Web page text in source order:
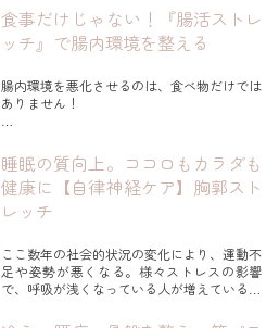
だった機能が『あたりまえ』に働かなくなる
状態。
そのことで様々な不調が起こります。
自律神経を整える方法は様々ありますが、本
日も運動の専門家として、運動という側面か
ら自律...
食事だけじゃない！『腸活ストレ
ッチ』で腸内環境を整える
腸内環境を悪化させるのは、食べ物だけでは
ありません！
す。
『腸は第二の脳』とも『人は、腸でモノを考
える』言われ、
私たちのココロとカラダに密接な関係をもっ
ていると言われています。
なので腸内環境の乱れは、
◇便秘や下痢
睡眠の質向上。ココロもカラダも
健康に【自律神経ケア】胸郭スト
レッチ
ここ数年の社会的状況の変化により、運動不
足や姿勢が悪くなる。様々ストレスの影響
で、呼吸が浅くなっている人が増えているよ
り、体調不良を引き起こす原因になることあ